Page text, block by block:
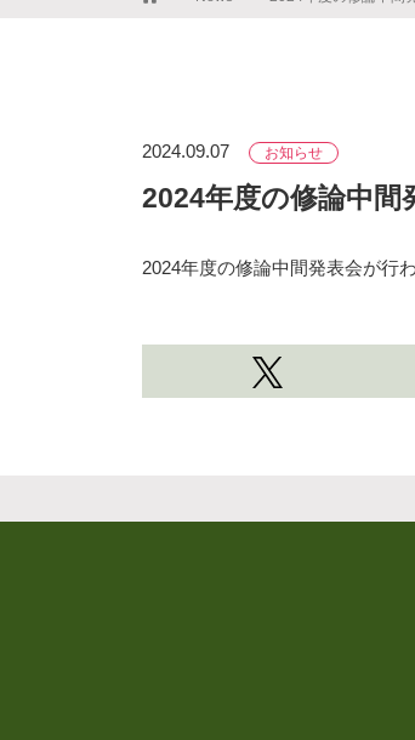
2024.09.07 お知らせ
2024年度の修論中間
2024年度の修論中間発表会が行